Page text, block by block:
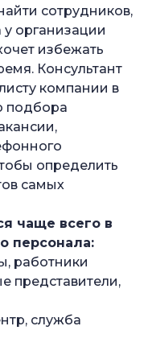
сотрудников,
у организации
избежать
Консультант
компании в
подбора
определить
самых
чаще всего в
персонала:
работники
представители,
служба